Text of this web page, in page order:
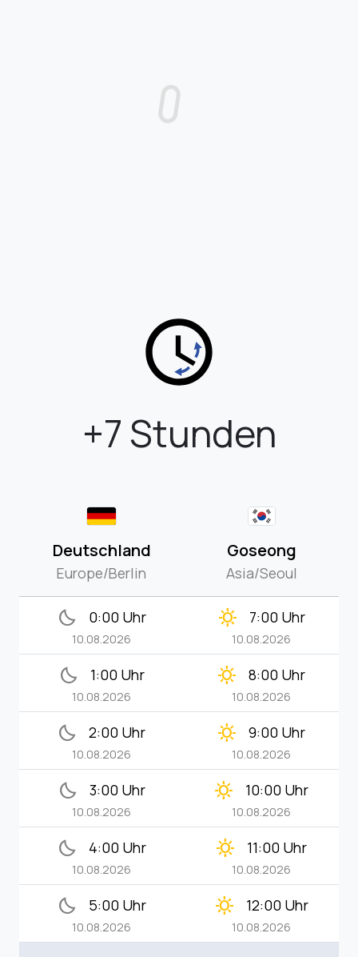
+7 Stunden
Deutschland
Europe/Berlin
Goseong
Asia/Seoul
bedtime 0:00 Uhr
10.08.2026
clear_day 7:00 Uhr
10.08.2026
bedtime 1:00 Uhr
10.08.2026
clear_day 8:00 Uhr
10.08.2026
bedtime 2:00 Uhr
10.08.2026
clear_day 9:00 Uhr
10.08.2026
bedtime 3:00 Uhr
10.08.2026
clear_day 10:00 Uhr
10.08.2026
bedtime 4:00 Uhr
10.08.2026
clear_day 11:00 Uhr
10.08.2026
bedtime 5:00 Uhr
10.08.2026
clear_day 12:00 Uhr
10.08.2026